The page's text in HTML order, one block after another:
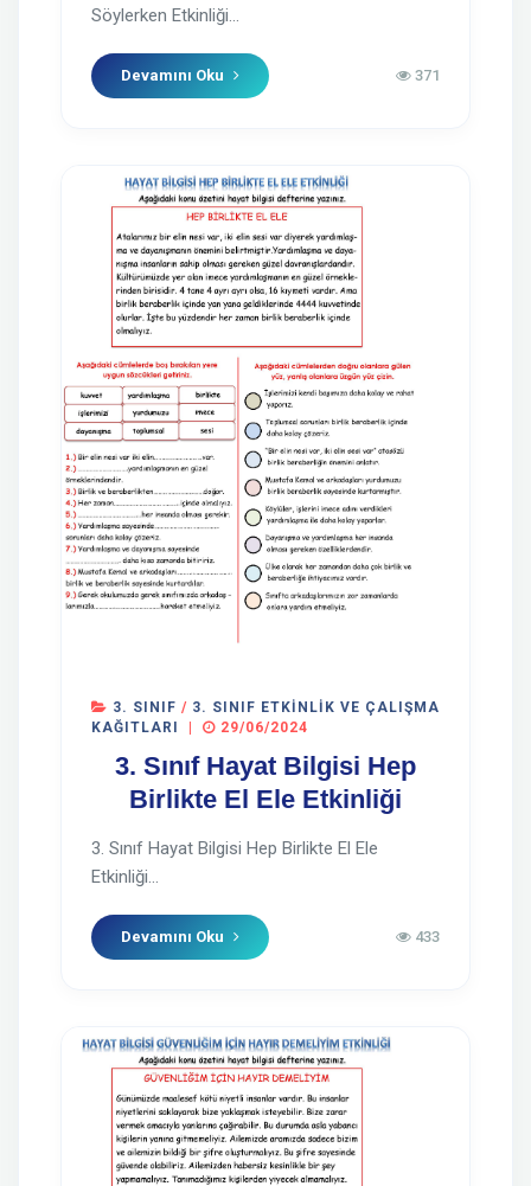
Söylerken Etkinliği...
Devamını Oku 371
3. SINIF / 3. SINIF ETKINLIK VE ÇALIŞMA
KAĞITLARI
29/06/2024
3. Sınıf Hayat Bilgisi Hep
Birlikte El Ele Etkinliği
3. Sınıf Hayat Bilgisi Hep Birlikte El Ele
Etkinliği...
Devamını Oku 433